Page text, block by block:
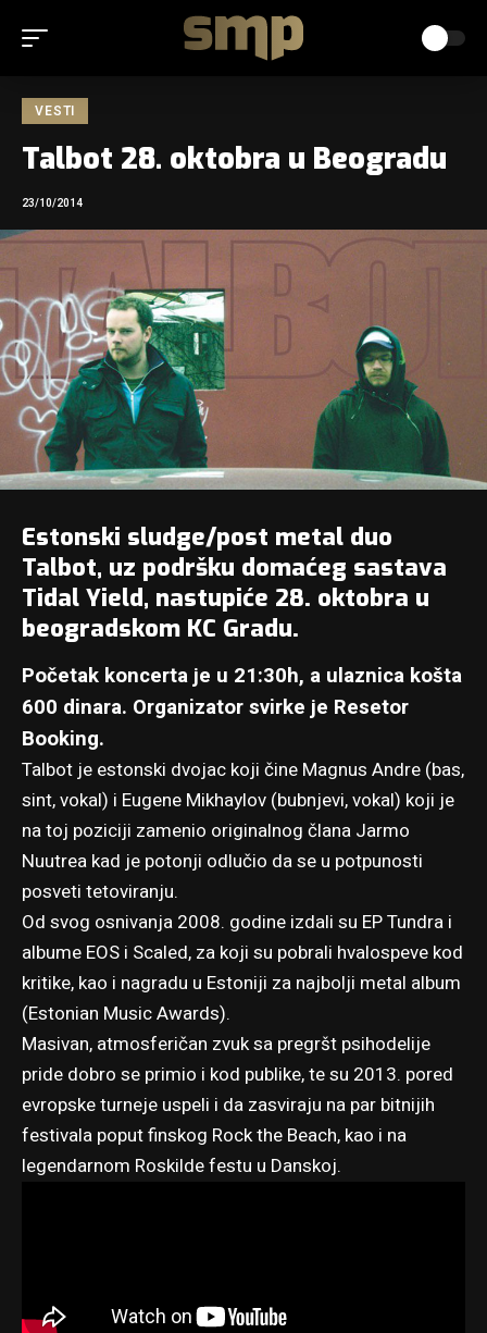
VESTI
Talbot 28. oktobra u Beogradu
23/10/2014
Estonski sludge/post metal duo
Talbot, uz podršku domaćeg sastava
Tidal Yield, nastupiće 28. oktobra u
beogradskom KC Gradu.
Početak koncerta je u 21:30h, a ulaznica košta
600 dinara. Organizator svirke je Resetor
Booking.
Talbotje estonski dvojac koji čine Magnus Andre (bas,
sint, vokal) i Eugene Mikhaylov (bubnjevi, vokal) koji je
na toj poziciji zamenio originalnog člana Jarmo
Nuutrea kad je potonji odlučio da se u potpunosti
posveti tetoviranju.
Od svog osnivanja 2008. godine izdali su EP Tundra i
albume EOS i Scaled, za koji su pobrali hvalospeve kod
kritike, kao i nagradu u Estoniji za najbolji metal album
(Estonian Music Awards).
Masivan, atmosferičan zvuk sa pregršt psihodelije
pride dobro se primio i kod publike, te su 2013. pored
evropske turneje uspeli i da zasviraju na par bitnijih
festivala poput finskog Rock the Beach, kao i na
legendarnom Roskilde festu u Danskoj.